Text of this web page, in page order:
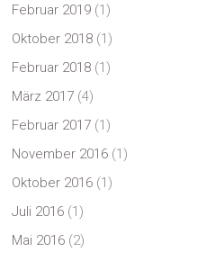
Februar 2019 (1)
Oktober 2018 (1)
Februar 2018 (1)
März 2017 (4)
Februar 2017 (1)
November 2016 (1)
Oktober 2016 (1)
Juli 2016 (1)
Mai 2016 (2)